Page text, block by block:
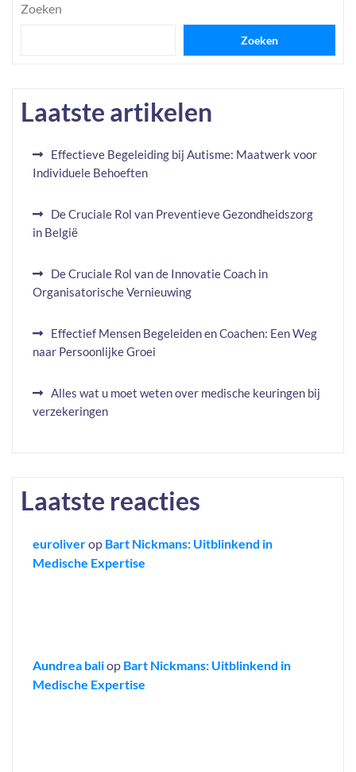
Zoeken
Zoeken
Laatste artikelen
Effectieve Begeleiding bij Autisme: Maatwerk voor
Individuele Behoeften
De Cruciale Rol van Preventieve Gezondheidszorg
in België
De Cruciale Rol van de Innovatie Coach in
Organisatorische Vernieuwing
Effectief Mensen Begeleiden en Coachen: Een Weg
naar Persoonlijke Groei
Alles wat u moet weten over medische keuringen bij
verzekeringen
Laatste reacties
euroliverop Bart Nickmans: Uitblinkend in
Medische Expertise
Aundrea baliop Bart Nickmans: Uitblinkend in
Medische Expertise